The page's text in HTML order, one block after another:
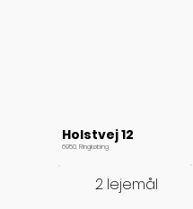
Holstvej 12
6950, Ringkøbing
2 lejemål